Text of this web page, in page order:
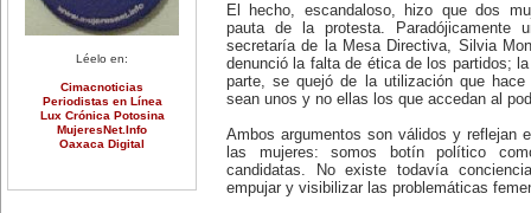
Léelo en:
Cimacnoticias
Periodistas en Línea
Lux Crónica Potosina
MujeresNet.Info
Oaxaca Digital
El hecho, escandaloso, hizo que dos
pauta de la protesta. Paradójicamente
secretaría de la Mesa Directiva, Silvia
denunció la falta de ética de los partidos;
parte, se quejó de la utilización que
sean unos y no ellas los que accedan al
Ambos argumentos son válidos y reflejan
las mujeres: somos botín político
candidatas. No existe todavía
empujar y visibilizar las problemáticas